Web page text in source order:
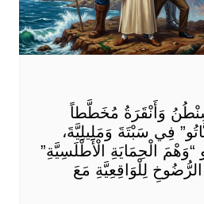
وَأَنْقَرَةُ مُخَطَّطاً
فِي سَبْتَةَ وَمَلِيلِيَّةَ،
الْحِمَايَةِ الْأَطْلَسِيَّةِ”
لِلْوَاقِعِيَّةِ مَعَ